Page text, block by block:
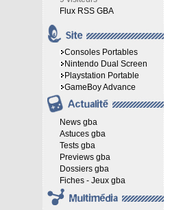
Flux RSS GBA
Consoles Portables
Nintendo Dual Screen
Playstation Portable
GameBoy Advance
News gba
Astuces gba
Tests gba
Previews gba
Dossiers gba
Fiches - Jeux gba